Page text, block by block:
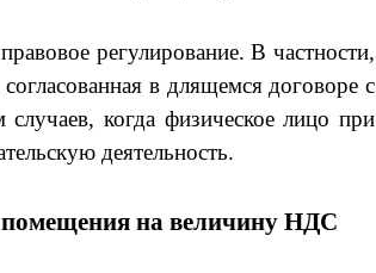
регулирование. В частности,
в длящемся договоре с
когда физическое лицо при
деятельность.
помещения на величину НДС